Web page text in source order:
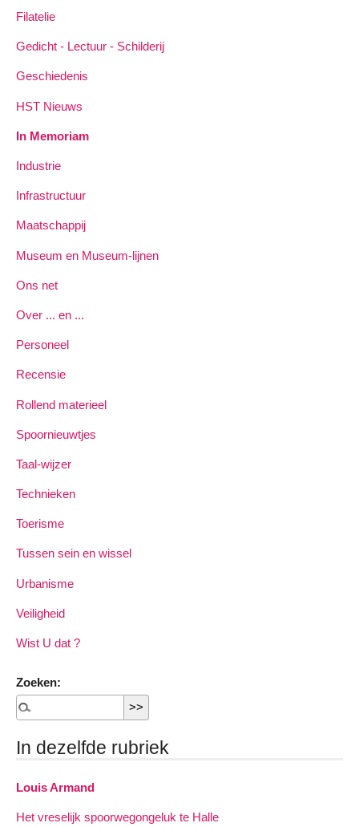
Filatelie
Gedicht - Lectuur - Schilderij
Geschiedenis
HST Nieuws
In Memoriam
Industrie
Infrastructuur
Maatschappij
Museum en Museum-lijnen
Ons net
Over ... en ...
Personeel
Recensie
Rollend materieel
Spoornieuwtjes
Taal-wijzer
Technieken
Toerisme
Tussen sein en wissel
Urbanisme
Veiligheid
Wist U dat ?
Zoeken:
In dezelfde rubriek
Louis Armand
Het vreselijk spoorwegongeluk te Halle